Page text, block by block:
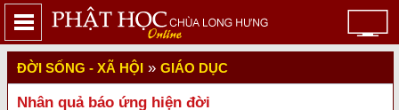
ĐỜI SỐNG - XÃ HỘI » GIÁO DỤC
Nhân quả báo ứng hiện đời